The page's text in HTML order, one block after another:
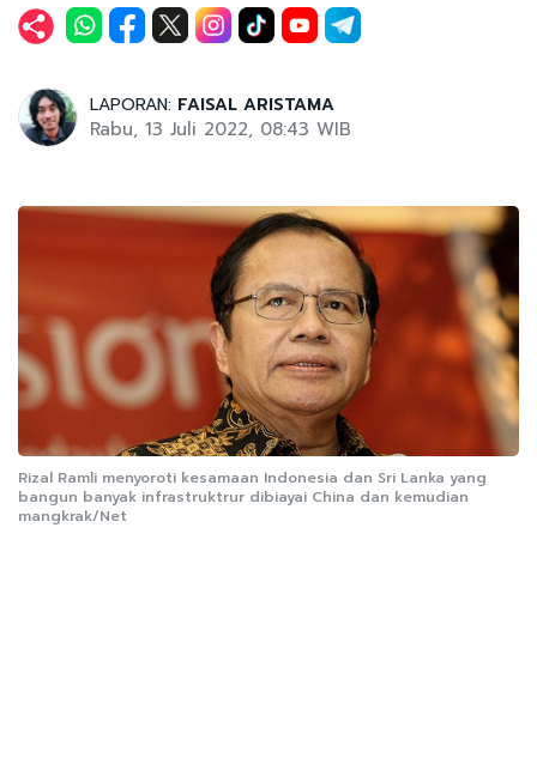
LAPORAN: FAISAL ARISTAMA
Rabu, 13 Juli 2022, 08:43 WIB
Rizal Ramli menyoroti kesamaan Indonesia dan Sri Lanka yang
bangun banyak infrastruktrur dibiayai China dan kemudian
mangkrak/Net